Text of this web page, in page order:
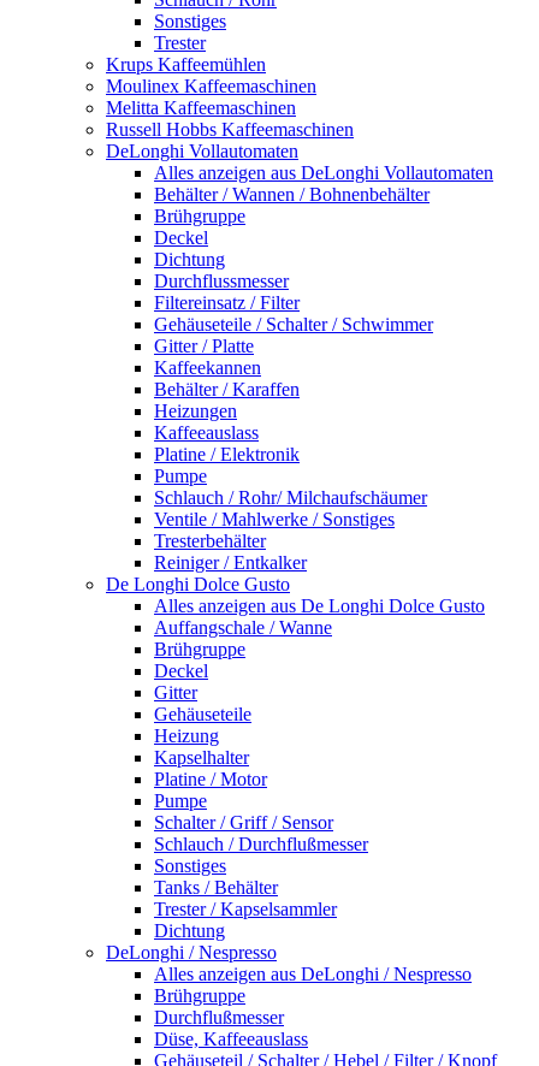
Sonstiges
Trester
Krups Kaffeemühlen
Moulinex Kaffeemaschinen
Melitta Kaffeemaschinen
Russell Hobbs Kaffeemaschinen
DeLonghi Vollautomaten
Alles anzeigen aus DeLonghi Vollautomaten
Behälter / Wannen / Bohnenbehälter
Brühgruppe
Deckel
Dichtung
Durchflussmesser
Filtereinsatz / Filter
Gehäuseteile / Schalter / Schwimmer
Gitter / Platte
Kaffeekannen
Behälter / Karaffen
Heizungen
Kaffeeauslass
Platine / Elektronik
Pumpe
Schlauch / Rohr/ Milchaufschäumer
Ventile / Mahlwerke / Sonstiges
Tresterbehälter
Reiniger / Entkalker
De Longhi Dolce Gusto
Alles anzeigen aus De Longhi Dolce Gusto
Auffangschale / Wanne
Brühgruppe
Deckel
Gitter
Gehäuseteile
Heizung
Kapselhalter
Platine / Motor
Pumpe
Schalter / Griff / Sensor
Schlauch / Durchflußmesser
Sonstiges
Tanks / Behälter
Trester / Kapselsammler
Dichtung
DeLonghi / Nespresso
Alles anzeigen aus DeLonghi / Nespresso
Brühgruppe
Durchflußmesser
Düse, Kaffeeauslass
Gehäuseteil / Schalter / Hebel / Filter / Knopf